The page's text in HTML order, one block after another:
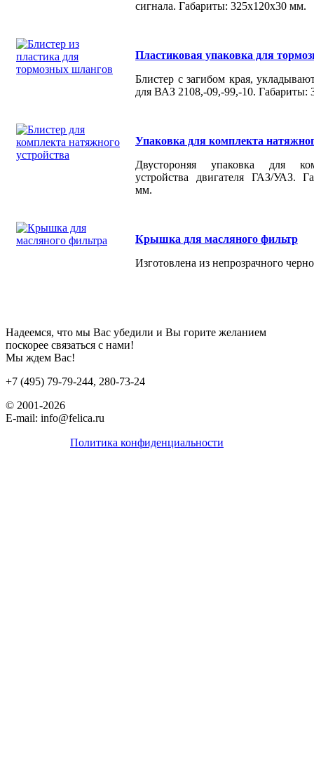
сигнала. Габариты: 325х120х30 мм.
Пластиковая упаковка для
Блистер с загибом края,
для ВАЗ 2108,-09,-99,-10. Габариты:
Упаковка для комплекта
Двустороняя упаковка для
устройства двигателя ГАЗ/УАЗ.
мм.
Крышка для масляного фильтр
Изготовлена из непрозрачного
Надеемся, что мы Вас убедили и Вы горите желанием
поскорее связаться с нами!
Мы ждем Вас!
+7 (495) 79-79-244, 280-73-24
© 2001-2026
E-mail: info@felica.ru
Политика конфиденциальности